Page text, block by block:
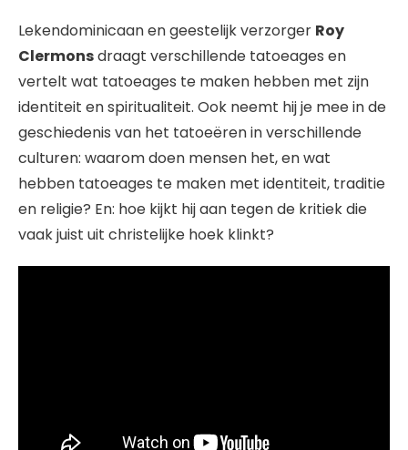
Lekendominicaan en geestelijk verzorger Roy
Clermonsdraagt verschillende tatoeages en
vertelt wat tatoeages te maken hebben met zijn
identiteit en spiritualiteit. Ook neemt hij je mee in de
geschiedenis van het tatoeëren in verschillende
culturen: waarom doen mensen het, en wat
hebben tatoeages te maken met identiteit, traditie
en religie? En: hoe kijkt hij aan tegen de kritiek die
vaak juist uit christelijke hoek klinkt?